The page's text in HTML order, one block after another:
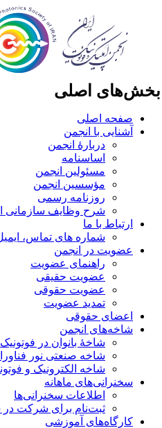
اصلی
صفحه اصلی
آشنایی با انجمن
دربارۀ انجمن
اساسنامه
مسئولین انجمن
مؤسسین انجمن
روزنامه رسمی
شرح وظایف سازمانی
ارتباط با ما
شماره های تماس،
عضویت در انجمن
راهنمای عضویت
عضویت حقیقی
عضویت حقوقی
تمدید عضویت
اعضای حقوقی
شاخه‌های انجمن
شاخۀ بانوان در فوتونیک
شاخه صنعتی نور فناوران
شاخه‌ الکترونیک و
سخنرانی‌های ماهانه
اطلاعات سخنرانی‌‌ها
ثبت‌نام برای شرکت در
کارگاه‌های آموزشی